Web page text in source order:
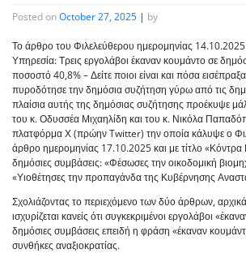
Posted onOctober 27, 2025 | by
Το άρθρο του Φιλελεύθερου ημερομηνίας 14.10.2025
Υπηρεσία: Τρεις εργολάβοι έκαναν κουμάντο σε
ποσοστό 40,8% – Δείτε ποιοι είναι και πόσα
πυροδότησε την δημόσια συζήτηση γύρω από τις
πλαίσια αυτής της δημόσιας συζήτησης προέκυψε
του κ. Οδυσσέα Μιχαηλίδη και του κ. Νικόλα
πλατφόρμα Χ (πρώην Twitter) την οποία κάλυψε ο
άρθρο ημερομηνίας 17.10.2025 και με τίτλο «Κόντρα
δημόσιες συμβάσεις: «Φέσωσες την οικοδομική
«Υιοθέτησες την προπαγάνδα της Κυβέρνησης
Σχολιάζοντας το περιεχόμενο των δύο άρθρων, αρχικά
ισχυρίζεται κανείς ότι συγκεκριμένοι εργολάβοι
δημόσιες συμβάσεις επειδή η φράση «έκαναν
συνθήκες αναξιοκρατίας.